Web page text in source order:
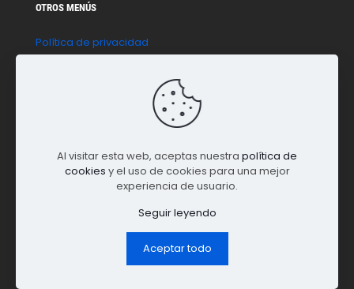
OTROS MENÚS
Política de privacidad
© 2023 La Paradinha | Todos los derechos reservados
Al visitar esta web, aceptas nuestra política de
cookies y el uso de cookies para una mejor
experiencia de usuario.
Seguir leyendo
Aceptar todo